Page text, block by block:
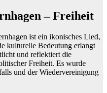
– Freiheit
ist ein ikonisches Lied,
kulturelle Bedeutung erlangt
und reflektiert die
Freiheit. Es wurde
und der Wiedervereinigung